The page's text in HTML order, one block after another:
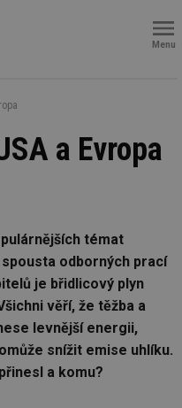
Menu
a Evropa
témat
odborných prací
je břidlicový plyn
věří, že těžba a
levnější energii,
snížit emise uhlíku.
a komu?